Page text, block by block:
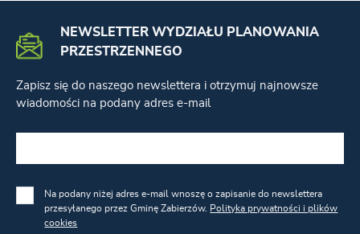
NEWSLETTER WYDZIAŁU PLANOWANIA
PRZESTRZENNEGO
Zapisz się do naszego newslettera i otrzymuj najnowsze
wiadomości na podany adres e-mail
Na podany niżej adres e-mail wnoszę o zapisanie do newslettera
przesyłanego przez Gminę Zabierzów. Polityka prywatności i plików
cookies